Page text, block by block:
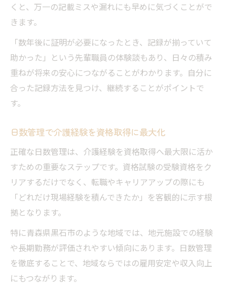
くと、万一の記載ミスや漏れにも早めに気づくことがで
きます。
「数年後に証明が必要になったとき、記録が揃っていて
助かった」という先輩職員の体験談もあり、日々の積み
重ねが将来の安心につながることがわかります。自分に
合った記録方法を見つけ、継続することがポイントで
す。
日数管理で介護経験を資格取得に最大化
正確な日数管理は、介護経験を資格取得へ最大限に活か
すための重要なステップです。資格試験の受験資格をク
リアするだけでなく、転職やキャリアアップの際にも
「どれだけ現場経験を積んできたか」を客観的に示す根
拠となります。
特に青森県黒石市のような地域では、地元施設での経験
や長期勤務が評価されやすい傾向にあります。日数管理
を徹底することで、地域ならではの雇用安定や収入向上
にもつながります。